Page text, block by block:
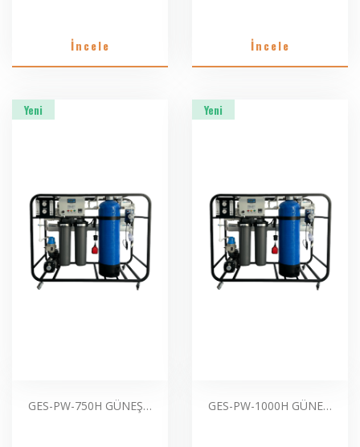
İncele İncele
Yeni
GES-PW-750H GÜNEŞ PANELLERİ İÇİN MOBİL SAF SU ARITMA SİSTEMLERİ
Yeni
GES-PW-1000H GÜNEŞ PANELLERİ İÇİN MOBİL SAF SU ARITMA SİSTEMLERİ